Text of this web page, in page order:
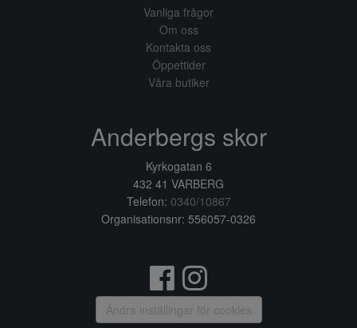
Vanliga frågor
Om oss
Kontakta oss
Öppettider
Våra butiker
Anderbergs skor
Kyrkogatan 6
432 41 VARBERG
Telefon: 0340/10867
Organisationsnr: 556057-0326
Ändra inställingar för cookies